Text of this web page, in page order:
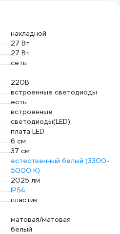
накладной
27 Вт
27 Вт
сеть
220В
встроенные светодиоды
есть
встроенные
светодиоды(LED)
плата LED
6 см
37 см
естественный белый (3300-
5000 К)
2025 лм
IP54
пластик
матовая/матовая
белый